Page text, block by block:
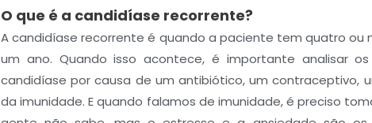
O que é a candidíase recorrente?
A candidíase recorrente é quando a paciente tem quatro ou
um ano. Quando isso acontece, é importante analisar
candidíase por causa de um antibiótico, um contraceptivo,
da imunidade. E quando falamos de imunidade, é preciso